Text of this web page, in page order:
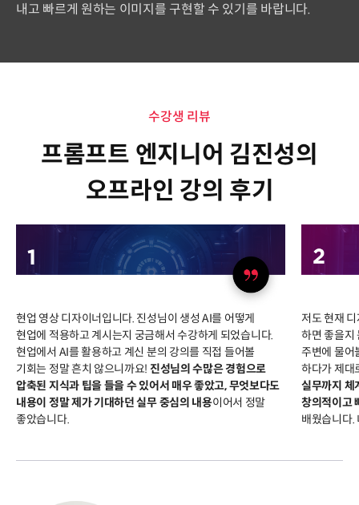
내고 빠르게 원하는 이미지를 구현할 수 있기를 바랍니다.
수강생 리뷰
프롬프트 엔지니어 김진성의
오프라인 강의 후기
현업 영상 디자이너입니다. 진성님이 생성 AI를 어떻게
현업에 적용하고 계시는지 궁금해서 수강하게 되었습니다.
현업에서 AI를 활용하고 계신 분의 강의를 직접 들어볼
기회는 정말 흔치 않으니까요! 진성님의 수많은 경험으로
압축된 지식과 팁을 들을 수 있어서 매우 좋았고, 무엇보다도
내용이 정말 제가 기대하던 실무 중심의 내용이어서 정말
좋았습니다.
저도 현재
하면 좋을지
주변에 물어
하다가 제대
실무까지 체
창의적이고
배웠습니다.